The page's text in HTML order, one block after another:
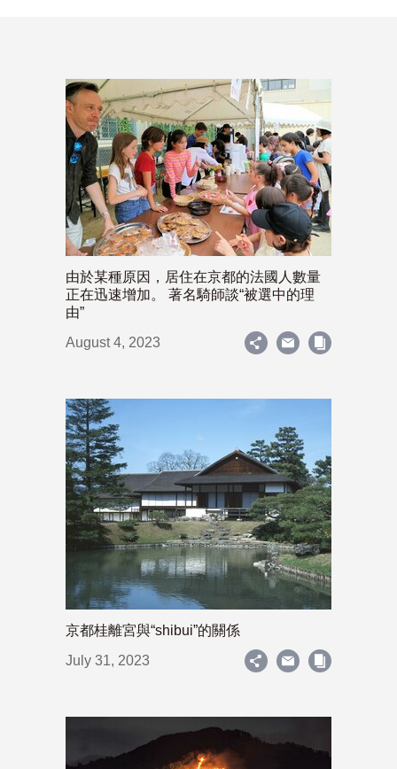
由於某種原因，居住在京都的法國人數量
正在迅速增加。 著名騎師談“被選中的理
由”
August 4, 2023
京都桂離宮與“shibui”的關係
July 31, 2023